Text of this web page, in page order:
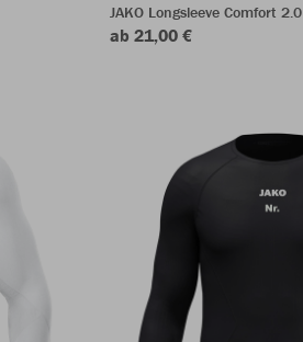
JAKO Longsleeve Comfort 2.0
ab 21,00 €